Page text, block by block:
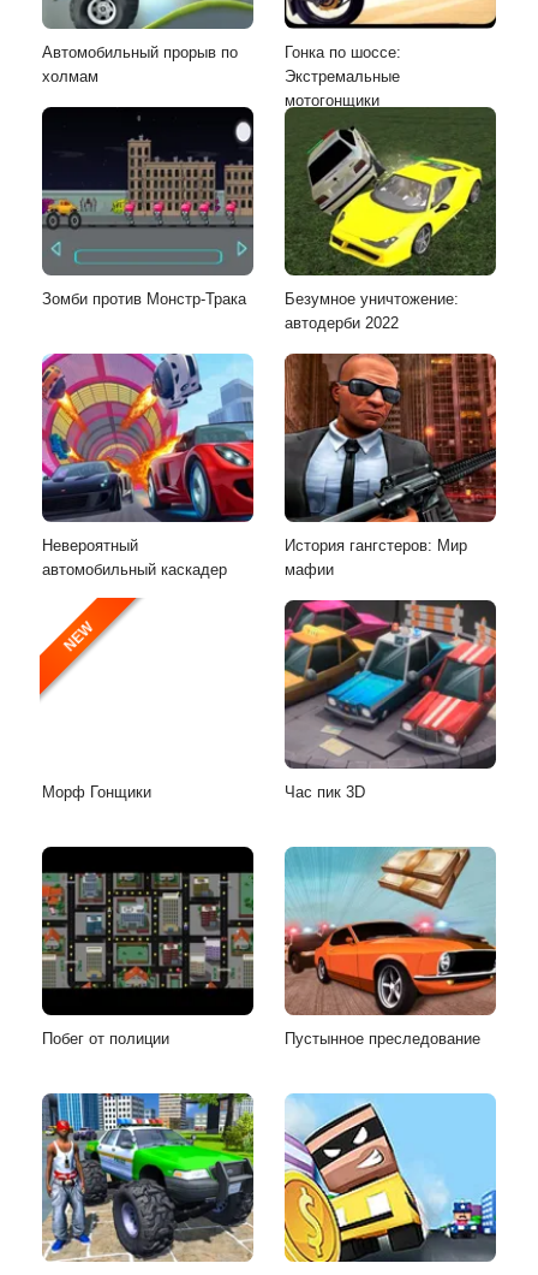
Автомобильный прорыв по
холмам
Гонка по шоссе:
Экстремальные
мотогонщики
Зомби против Монстр-Трака
Безумное уничтожение:
автодерби 2022
Невероятный
автомобильный каскадер
История гангстеров: Мир
мафии
NEW
Морф Гонщики Час пик 3D
Побег от полиции Пустынное преследование